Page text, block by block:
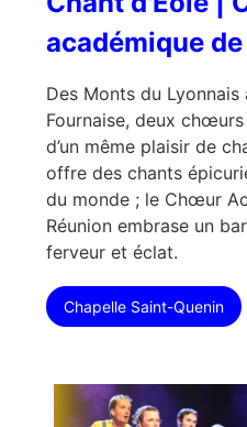
académique
Des Monts du Lyonnais
Fournaise, deux
d’un même plaisir de
offre des chants
du monde ; le Chœur
Réunion embrase un
ferveur et éclat.
Chapelle Saint-Quenin